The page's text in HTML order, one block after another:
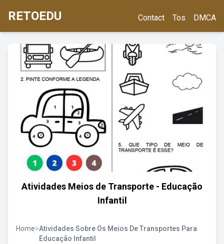
RETOEDU Contact Tos DMCA
Atividades Meios de Transporte - Educação
Infantil
Home>Atividades Sobre Os Meios De Transportes Para
Educação Infantil